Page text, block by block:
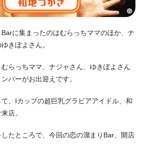
に集まったのはむらっちママのほか、ナ
きぽよさん。
らっちママ、ナジャさん、ゆきぽよさん
バーがお出迎えです。
、Iカップの超巨乳グラビアアイドル、和
店。
たところで、今回の恋の溜まりBar、開店